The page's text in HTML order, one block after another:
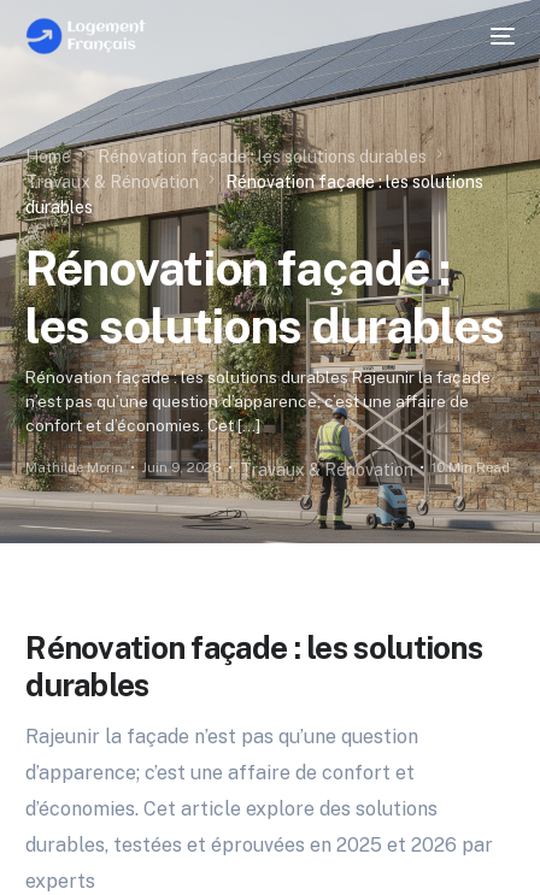
Home
Rénovation façade : les solutions durables
Travaux & Rénovation
Rénovation façade : les solutions
durables
Rénovation façade :
les solutions durables
Rénovation façade : les solutions durables Rajeunir la façade
n’est pas qu’une question d’apparence; c’est une affaire de
confort et d’économies. Cet […]
Mathilde Morin Juin 9, 2026 Travaux & Rénovation 10 Min Read
Rénovation façade : les solutions
durables
Rajeunir la façade n’est pas qu’une question
d’apparence; c’est une affaire de confort et
d’économies. Cet article explore des solutions
durables, testées et éprouvées en 2025 et 2026 par
experts